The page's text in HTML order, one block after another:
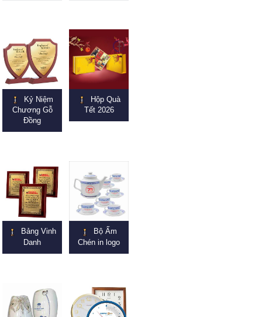
Kỷ Niệm
Chương Gỗ
Đồng
Hộp Quà
Tết 2026
Bảng Vinh
Danh
Bộ Ấm
Chén in logo